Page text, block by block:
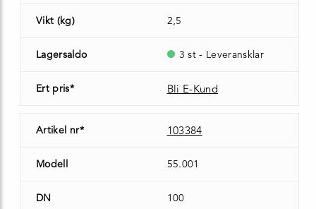
Vikt (kg) 2,5
Lagersaldo 3 st - Leveransklar
Ert pris* Bli E-Kund
Artikel nr* 103384
Modell 55.001
DN 100